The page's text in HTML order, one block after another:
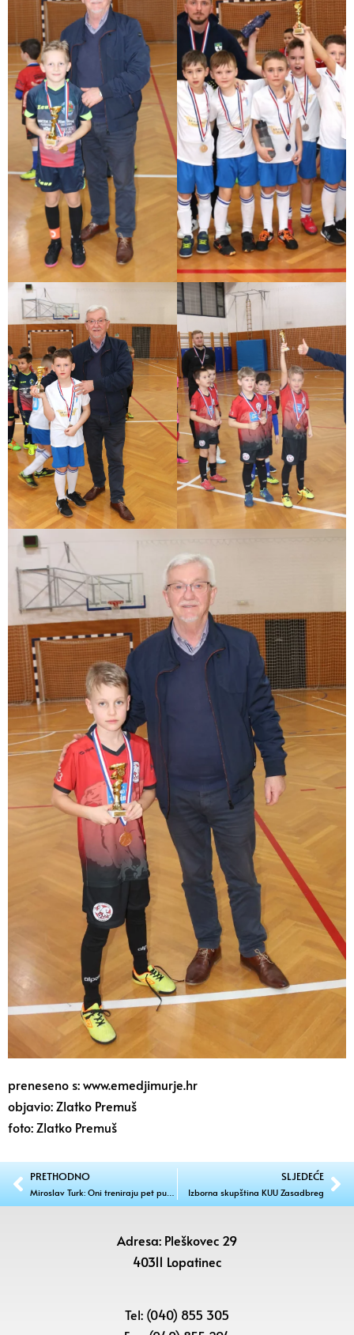
preneseno s: www.emedjimurje.hr
objavio: Zlatko Premuš
foto: Zlatko Premuš
PRETHODNO SLJEDEĆE
Izborna skupština KUU Zasadbreg
Adresa: Pleškovec 29
40311 Lopatinec
Tel: (040) 855 305